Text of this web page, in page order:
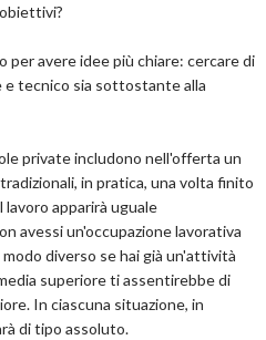
per avere idee più chiare: cercare di
tecnico sia sottostante alla
private includono nell'offerta un
in pratica, una volta finito
lavoro apparirà uguale
avessi un'occupazione lavorativa
diverso se hai già un'attività
superiore ti assentirebbe di
In ciascuna situazione, in
di tipo assoluto.